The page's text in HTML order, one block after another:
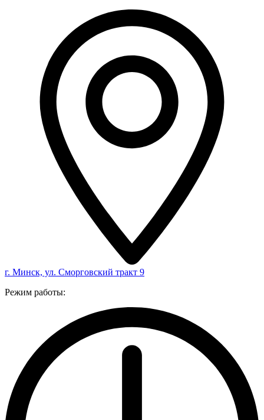
г. Минск, ул. Сморговский тракт 9
Режим работы: